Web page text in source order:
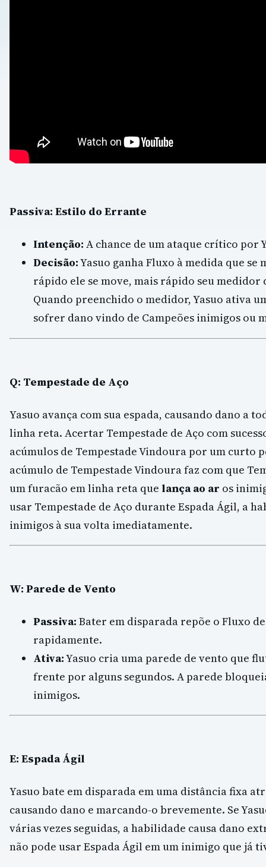
Passiva: Estilo do Errante
Intenção: A chance de um ataque crítico por
Decisão:Yasuo ganha Fluxo à medida que se
rápido ele se move, mais rápido seu medidor
Quando preenchido o medidor, Yasuo ativa
sofrer dano vindo de Campeões inimigos ou
Q: Tempestade de Aço
Yasuo avança com sua espada, causando dano a
linha reta. Acertar Tempestade de Aço com
acúmulos de Tempestade Vindoura por um curto
acúmulo de Tempestade Vindoura faz com que
um furacão em linha reta que lança ao ar os
usar Tempestade de Aço durante Espada Ágil, a
inimigos à sua volta imediatamente.
W: Parede de Vento
Passiva: Bater em disparada repõe o Fluxo
rapidamente.
Ativa:Yasuo cria uma parede de vento que
frente por alguns segundos. A parede
inimigos.
E: Espada Ágil
Yasuo bate em disparada em uma distância fixa
causando dano e marcando-o brevemente. Se
várias vezes seguidas, a habilidade causa dano
não pode usar Espada Ágil em um inimigo que já